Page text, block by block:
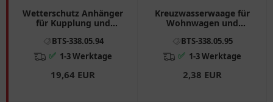
Wetterschutz Anhänger
für Kupplung und
BTS-338.05.94
✅ 1-3 Werktage
19,64 EUR
Kreuzwasserwaage für
Wohnwagen und
60 mm
BTS-338.05.95
✅ 1-3 Werktage
2,38 EUR